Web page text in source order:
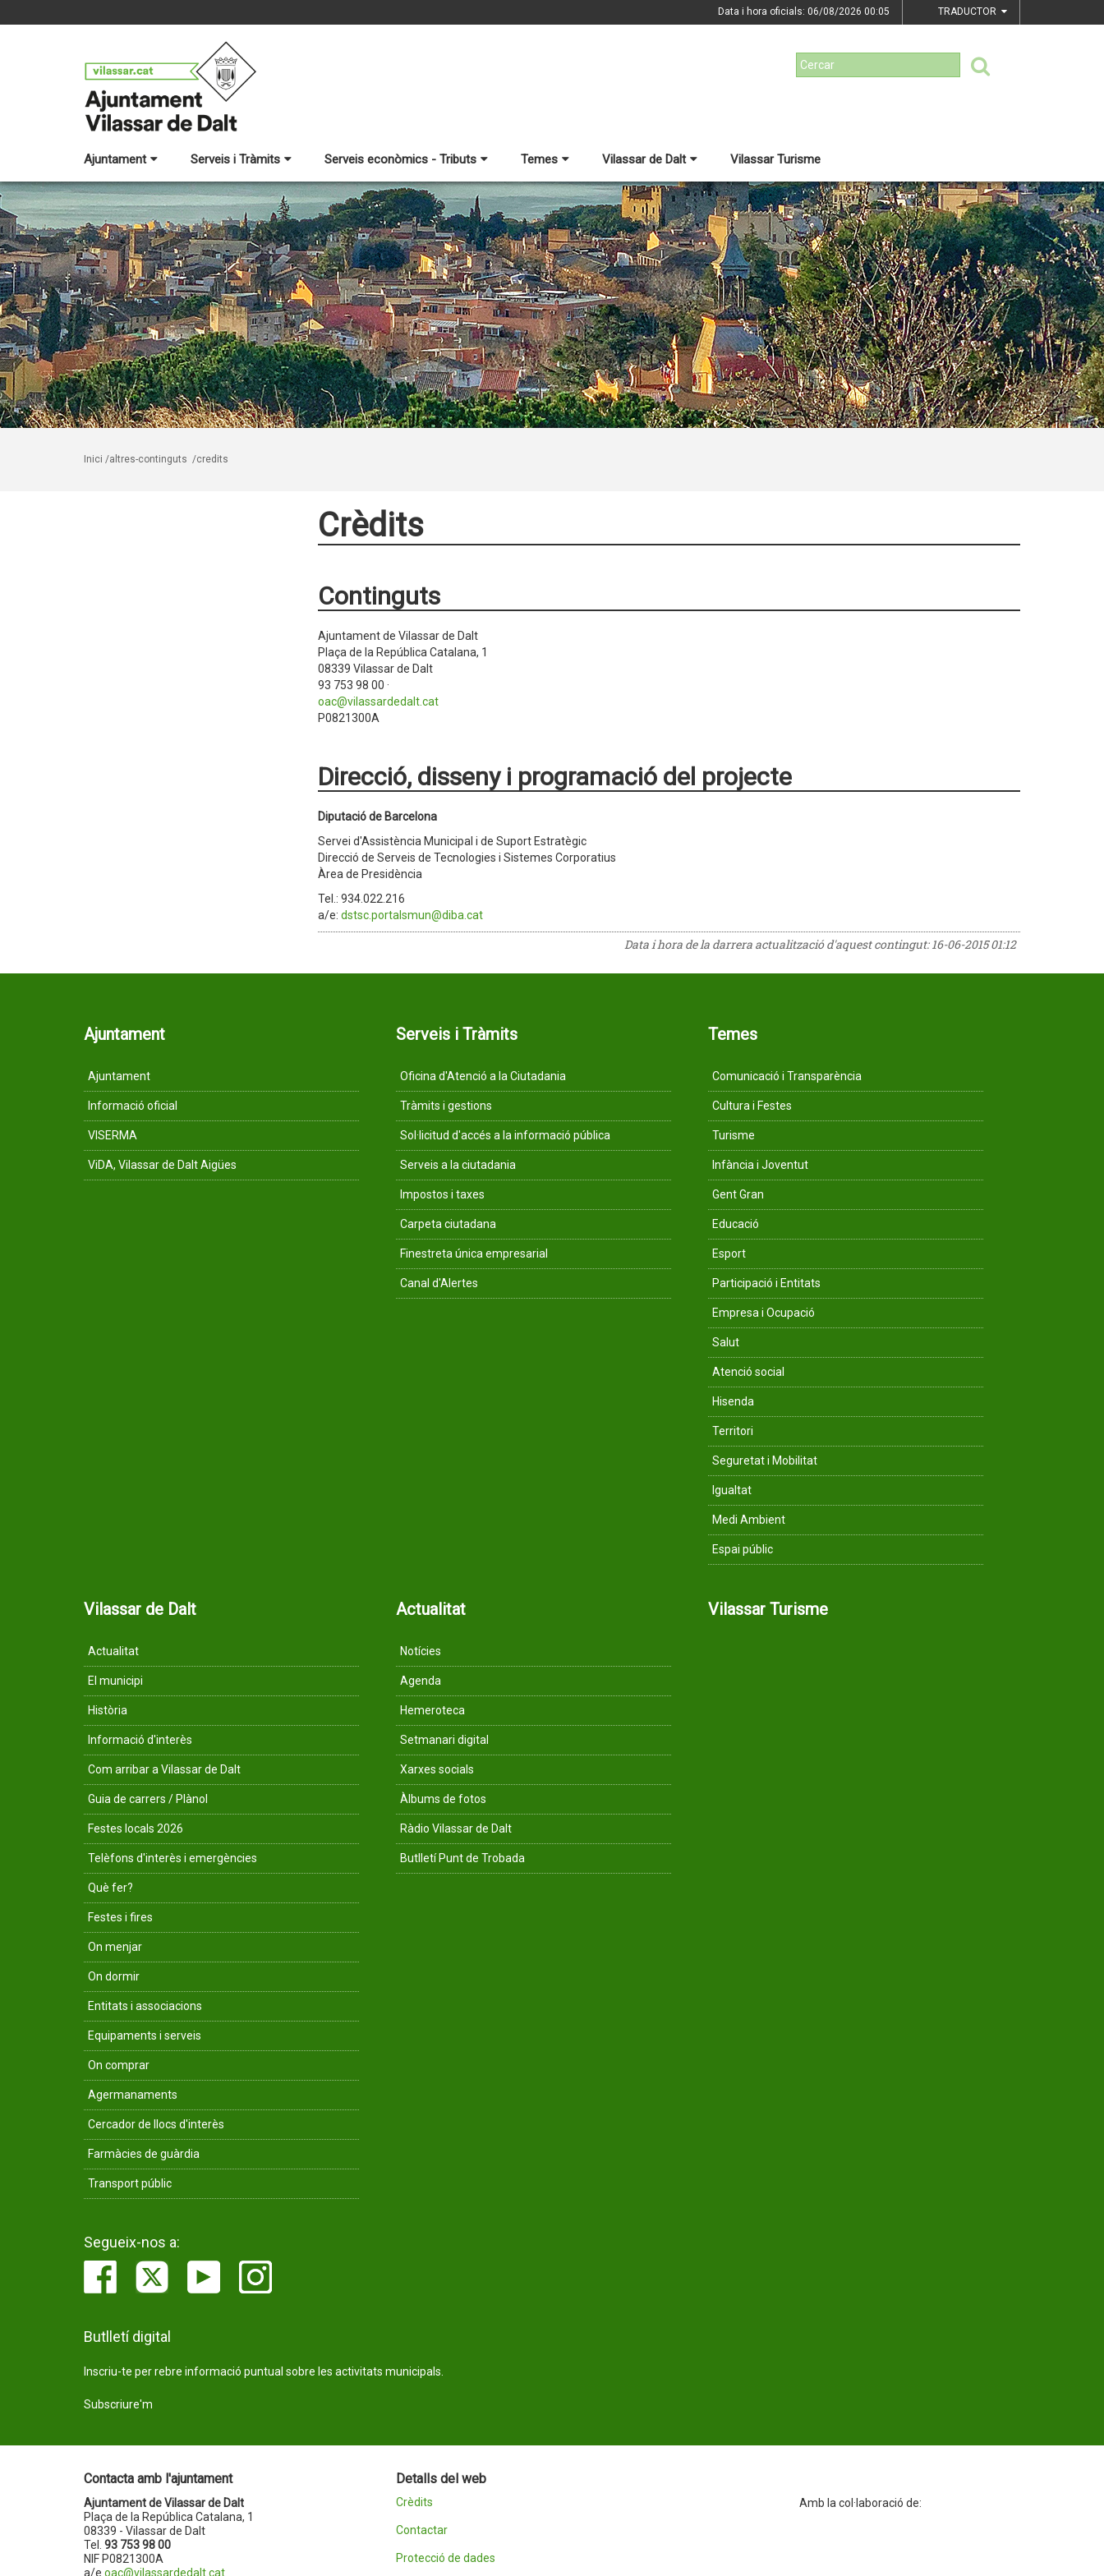
Data i hora oficials: 06/08/2026 00:05 TRADUCTOR
Ajuntament Serveis i Tràmits Serveis econòmics - Tributs Temes Vilassar de Dalt Vilassar Turisme
Inici /altres-continguts /credits
Crèdits
Continguts
Ajuntament de Vilassar de Dalt
Plaça de la República Catalana, 1
08339 Vilassar de Dalt
93 753 98 00 ·
oac@vilassardedalt.cat
P0821300A
Direcció, disseny i programació del projecte
Diputació de Barcelona
Servei d'Assistència Municipal i de Suport Estratègic
Direcció de Serveis de Tecnologies i Sistemes Corporatius
Àrea de Presidència
Tel.: 934.022.216
a/e: dstsc.portalsmun@diba.cat
Data i hora de la darrera actualització d'aquest contingut:16-06-2015 01:12
Ajuntament
Ajuntament
Informació oficial
VISERMA
ViDA, Vilassar de Dalt Aigües
Serveis i Tràmits
Oficina d'Atenció a la Ciutadania
Tràmits i gestions
Sol·licitud d'accés a la informació pública
Serveis a la ciutadania
Impostos i taxes
Carpeta ciutadana
Finestreta única empresarial
Canal d'Alertes
Temes
Comunicació i Transparència
Cultura i Festes
Turisme
Infància i Joventut
Gent Gran
Educació
Esport
Participació i Entitats
Empresa i Ocupació
Salut
Atenció social
Hisenda
Territori
Seguretat i Mobilitat
Igualtat
Medi Ambient
Espai públic
Vilassar de Dalt
Actualitat
El municipi
Història
Informació d'interès
Com arribar a Vilassar de Dalt
Guia de carrers / Plànol
Festes locals 2026
Telèfons d'interès i emergències
Què fer?
Festes i fires
On menjar
On dormir
Entitats i associacions
Equipaments i serveis
On comprar
Agermanaments
Cercador de llocs d'interès
Farmàcies de guàrdia
Transport públic
Actualitat
Notícies
Agenda
Hemeroteca
Setmanari digital
Xarxes socials
Àlbums de fotos
Ràdio Vilassar de Dalt
Butlletí Punt de Trobada
Vilassar Turisme
Segueix-nos a:
Butlletí digital
Inscriu-te per rebre informació puntual sobre les activitats municipals.
Subscriure'm
Contacta amb l'ajuntament
Ajuntament de Vilassar de Dalt
Plaça de la República Catalana, 1
08339 - Vilassar de Dalt
Tel. 93 753 98 00
NIF P0821300A
a/e oac@vilassardedalt.cat
Detalls del web
Crèdits
Contactar
Protecció de dades
Amb la col·laboració de: